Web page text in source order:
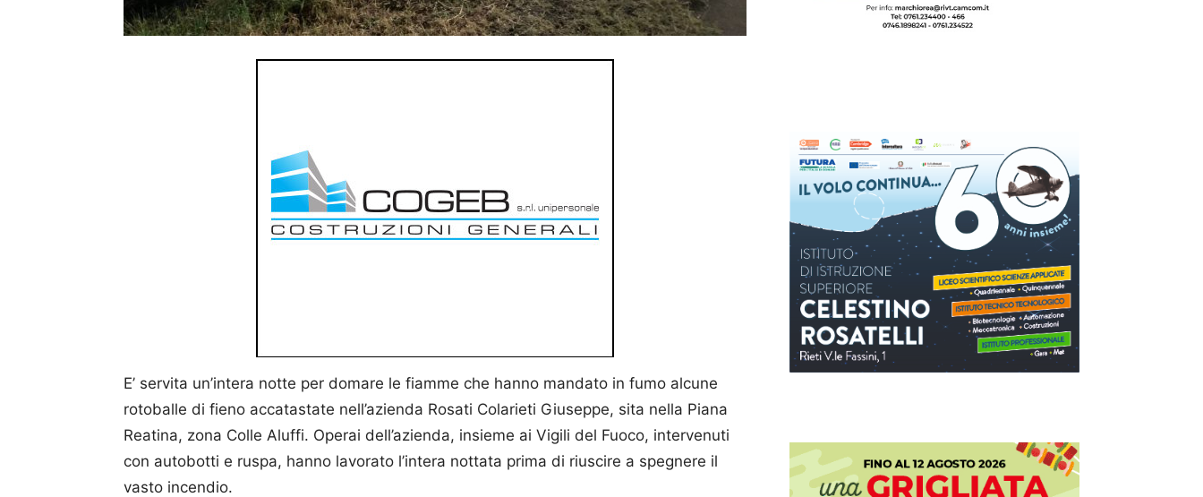
E’ servita un’intera notte per domare le fiamme che hanno mandato in fumo alcune
rotoballe di fieno accatastate nell’azienda Rosati Colarieti Giuseppe, sita nella Piana
Reatina, zona Colle Aluffi. Operai dell’azienda, insieme ai Vigili del Fuoco, intervenuti
con autobotti e ruspa, hanno lavorato l’intera nottata prima di riuscire a spegnere il
vasto incendio.